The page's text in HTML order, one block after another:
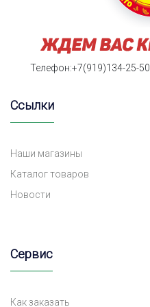
Телефон:+7(919)134-25-50
Ссылки
Наши магазины
Каталог товаров
Новости
Сервис
Как заказать